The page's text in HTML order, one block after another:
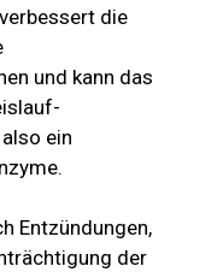
die
und kann das
ein
Entzündungen,
der